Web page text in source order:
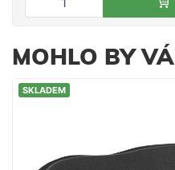
MOHLO BY
SKLADEM